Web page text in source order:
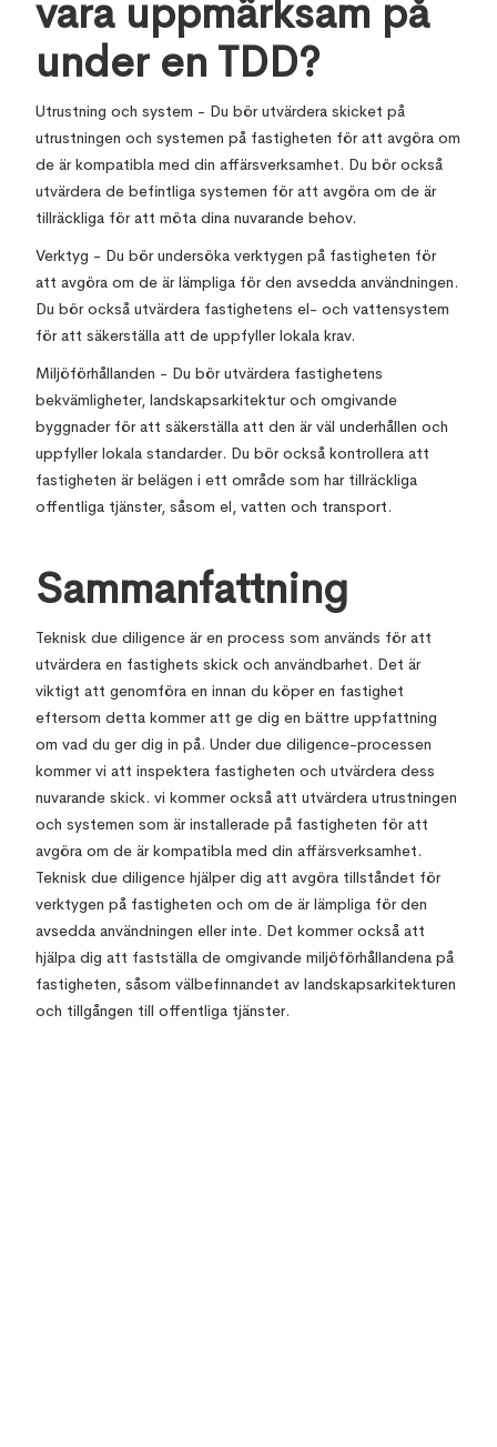
vara uppmärksam på
under en TDD?
Utrustning och system - Du bör utvärdera skicket på
utrustningen och systemen på fastigheten för att avgöra om
de är kompatibla med din affärsverksamhet. Du bör också
utvärdera de befintliga systemen för att avgöra om de är
tillräckliga för att möta dina nuvarande behov.
Verktyg - Du bör undersöka verktygen på fastigheten för
att avgöra om de är lämpliga för den avsedda användningen.
Du bör också utvärdera fastighetens el- och vattensystem
för att säkerställa att de uppfyller lokala krav.
Miljöförhållanden - Du bör utvärdera fastighetens
bekvämligheter, landskapsarkitektur och omgivande
byggnader för att säkerställa att den är väl underhållen och
uppfyller lokala standarder. Du bör också kontrollera att
fastigheten är belägen i ett område som har tillräckliga
offentliga tjänster, såsom el, vatten och transport.
Sammanfattning
Teknisk due diligence är en process som används för att
utvärdera en fastighets skick och användbarhet. Det är
viktigt att genomföra en innan du köper en fastighet
eftersom detta kommer att ge dig en bättre uppfattning
om vad du ger dig in på. Under due diligence-processen
kommer vi att inspektera fastigheten och utvärdera dess
nuvarande skick. vi kommer också att utvärdera utrustningen
och systemen som är installerade på fastigheten för att
avgöra om de är kompatibla med din affärsverksamhet.
Teknisk due diligence hjälper dig att avgöra tillståndet för
verktygen på fastigheten och om de är lämpliga för den
avsedda användningen eller inte. Det kommer också att
hjälpa dig att fastställa de omgivande miljöförhållandena på
fastigheten, såsom välbefinnandet av landskapsarkitekturen
och tillgången till offentliga tjänster.